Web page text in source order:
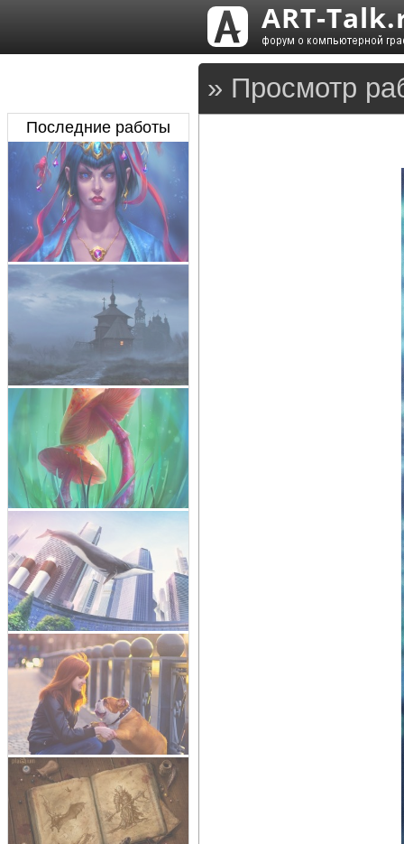
» Просмотр
Последние работы